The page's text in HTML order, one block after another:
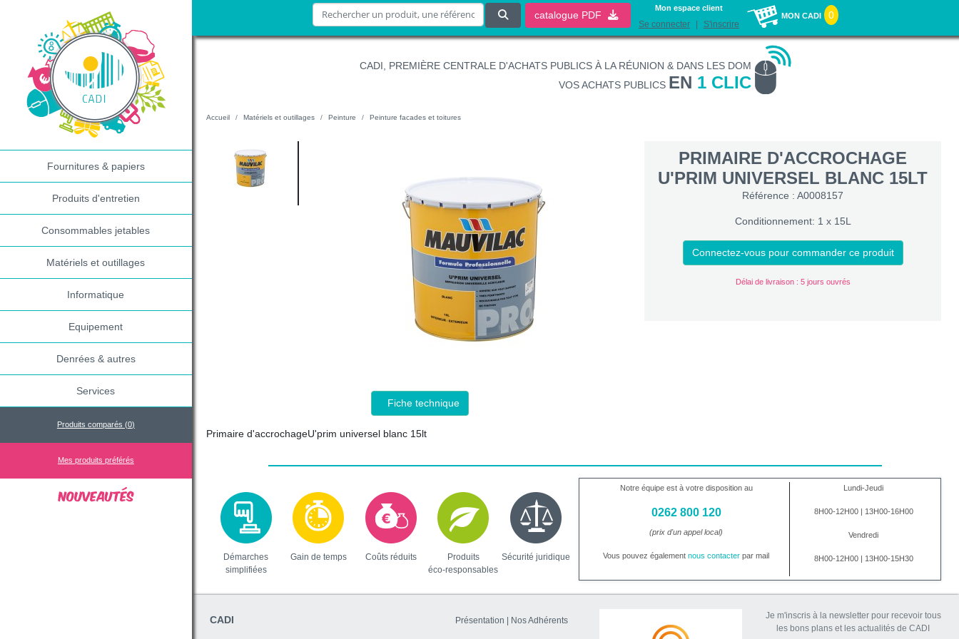
Fournitures & papiers
Produits d'entretien
Consommables jetables
Matériels et outillages
Informatique
Equipement
Denrées & autres
Services
Produits comparés (0)
Mes produits préférés
catalogue PDF
Mon espace client
Se connecter S'inscrire
MON CADI 0
CADI, PREMIÈRE CENTRALE D'ACHATS PUBLICS À LA RÉUNION & DANS LES DOM
VOS ACHATS PUBLICS EN 1 CLIC
Accueil Matériels et outillages Peinture Peinture facades et toitures
Fiche technique
Primaire d'accrochageU'prim universel blanc 15lt
PRIMAIRE D'ACCROCHAGE
U'PRIM UNIVERSEL BLANC 15LT
Référence : A0008157
Conditionnement: 1 x 15L
Connectez-vous pour commander ce produit
Délai de livraison : 5 jours ouvrés
Démarches
simplifiées
Gain de temps Coûts réduits
Produits
éco-responsables
Sécurité juridique
Notre équipe est à votre disposition au
0262 800 120
(prix d'un appel local)
Vous pouvez égalementnous contacter par mail
Lundi-Jeudi
8H00-12H00 | 13H00-16H00
Vendredi
8H00-12H00 | 13H00-15H30
CADI Présentation Nos Adhérents
Je m'inscris à la newsletter pour recevoir tous
les bons plans et les actualités de CADI